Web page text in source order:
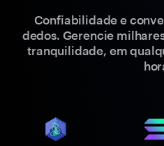
Confiabilidade e
dedos. Gerencie
tranquilidade, em